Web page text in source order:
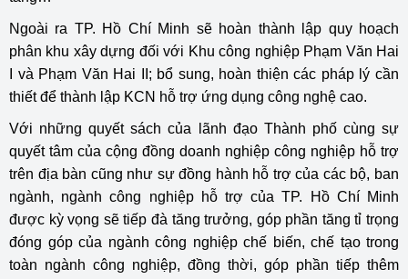
Ngoài ra TP. Hồ Chí Minh sẽ hoàn thành lập quy hoạch
phân khu xây dựng đối với Khu công nghiệp Phạm Văn Hai
I và Phạm Văn Hai II; bổ sung, hoàn thiện các pháp lý cần
thiết để thành lập KCN hỗ trợ ứng dụng công nghệ cao.
Với những quyết sách của lãnh đạo Thành phố cùng sự
quyết tâm của cộng đồng doanh nghiệp công nghiệp hỗ trợ
trên địa bàn cũng như sự đồng hành hỗ trợ của các bộ, ban
ngành, ngành công nghiệp hỗ trợ của TP. Hồ Chí Minh
được kỳ vọng sẽ tiếp đà tăng trưởng, góp phần tăng tỉ trọng
đóng góp của ngành công nghiệp chế biến, chế tạo trong
toàn ngành công nghiệp, đồng thời, góp phần tiếp thêm